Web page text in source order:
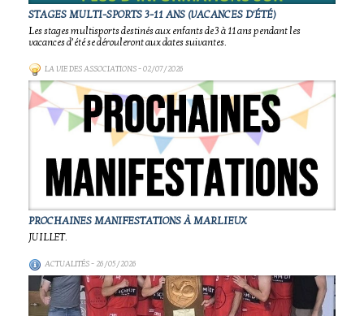
STAGES MULTI-SPORTS 3-11 ANS (VACANCES D'ÉTÉ)
Les stages multisports destinés aux enfants de 3 à 11 ans pendant les
vacances d’été se dérouleront aux dates suivantes.
LA VIE DES ASSOCIATIONS- 02/07/2026
PROCHAINES MANIFESTATIONS À MARLIEUX
JUILLET.
ACTUALITÉS- 26/05/2026